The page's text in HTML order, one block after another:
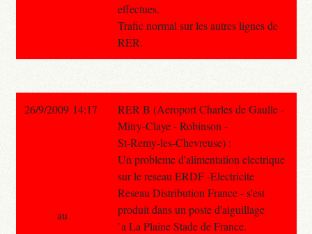
effectues.
Trafic normal sur les autres lignes de
RER.
26/9/2009 14:17
RER B (Aeroport Charles de Gaulle -
Mitry-Claye - Robinson -
St-Remy-les-Chevreuse) :
Un probleme d'alimentation electrique
sur le reseau ERDF -Electricite
Reseau Distribution France - s'est
produit dans un poste d'aiguillage
`a La Plaine Stade de France.
au